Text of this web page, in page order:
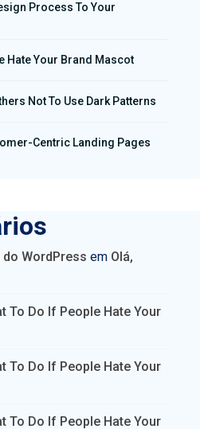
Process To Your
Hate Your Brand Mascot
Not To Use Dark Patterns
Centric Landing Pages
WordPress em Olá,
To Do If People Hate Your
To Do If People Hate Your
To Do If People Hate Your